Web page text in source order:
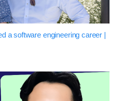
a software engineering career |